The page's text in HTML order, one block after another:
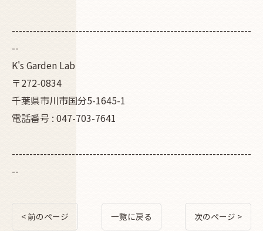
--------------------------------------------------------------------
--
K's Garden Lab
〒272-0834
千葉県市川市国分5-1645-1
電話番号 : 047-703-7641
--------------------------------------------------------------------
--
< 前のページ 一覧に戻る 次のページ >